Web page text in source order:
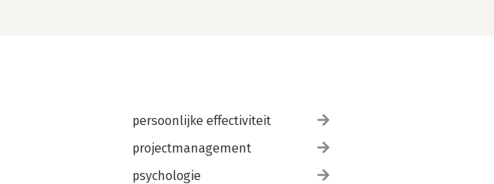
persoonlijke effectiviteit
projectmanagement
psychologie